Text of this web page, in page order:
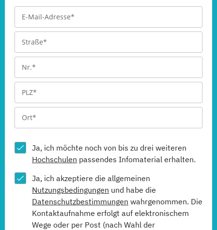
Ja, ich möchte noch von bis zu drei weiteren
Hochschulen passendes Infomaterial erhalten.
Ja, ich akzeptiere die allgemeinen
Nutzungsbedingungen und habe die
Datenschutzbestimmungen wahrgenommen. Die
Kontaktaufnahme erfolgt auf elektronischem
Wege oder per Post (nach Wahl der